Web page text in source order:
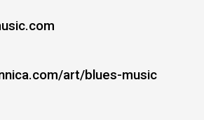
art/blues-music